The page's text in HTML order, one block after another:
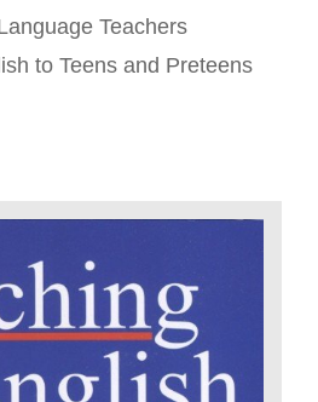
Teachers
to Teens and Preteens